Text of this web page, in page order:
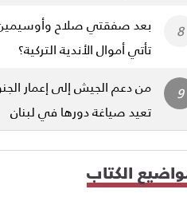
بعد صفقتي صلاح
تأتي أموال الأندية التركية؟
من دعم الجيش إلى إعمار
تعيد صياغة دورها في لبنان
الكتاب